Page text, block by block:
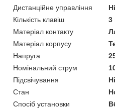
Дистанційне управління
Ні
Кількість клавіш
3
Матеріал контакту
Матеріал корпусу
Напруга
Номінальний струм
Підсвічування
Ні
Стан
Спосіб установки